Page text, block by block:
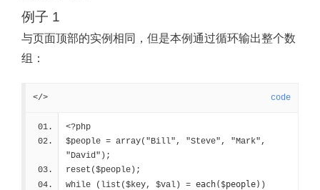
例子 1
与页面顶部的实例相同，但是本例通过循环输出整个数
组：
</> code
<?php
$people = array("Bill", "Steve", "Mark",
"David");
reset($people);
while (list($key, $val) = each($people) )